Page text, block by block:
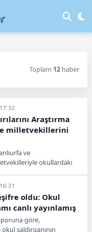
Toplam 12 haber
Araştırma
milletvekillerini
ve
okullardaki
oldu: Okul
canlı yayınlamış
göre,
saldırganının